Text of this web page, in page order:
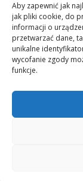
Aby zapewnić jak
jak pliki cookie, do
informacji o
przetwarzać dane,
unikalne
wycofanie zgody
funkcje.